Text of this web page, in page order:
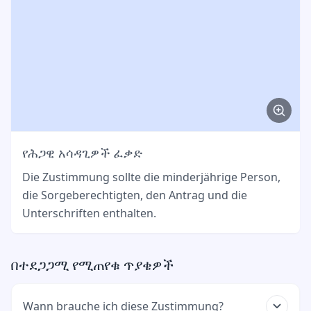
የሕጋዊ አሳዳጊዎች ፈቃድ
Die Zustimmung sollte die minderjährige Person,
die Sorgeberechtigten, den Antrag und die
Unterschriften enthalten.
በተደጋጋሚ የሚጠየቁ ጥያቄዎች
Wann brauche ich diese Zustimmung?